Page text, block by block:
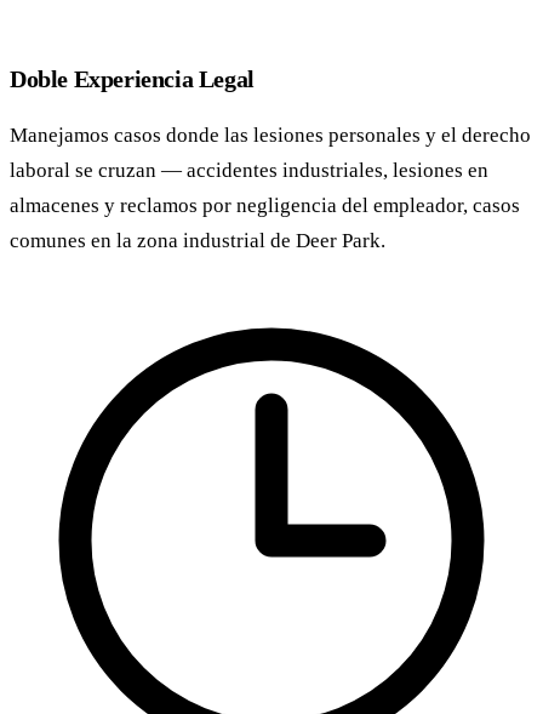
Doble Experiencia Legal
Manejamos casos donde las lesiones personales y el derecho
laboral se cruzan — accidentes industriales, lesiones en
almacenes y reclamos por negligencia del empleador, casos
comunes en la zona industrial de Deer Park.